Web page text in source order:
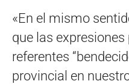
«En el mismo
que las
referentes
provincial en